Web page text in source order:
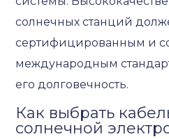
солнечных станций
сертифицированным и
международным
его долговечность.
Как выбрать
солнечной